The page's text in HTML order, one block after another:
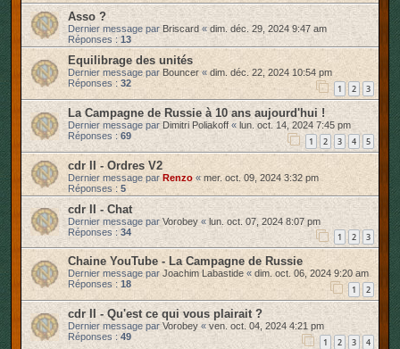
Asso ?
Dernier message par Briscard «dim. déc. 29, 2024 9:47 am
Réponses : 13
Equilibrage des unités
Dernier message par Bouncer« dim. déc. 22, 2024 10:54 pm
Réponses : 32 1 2 3
La Campagne de Russie à 10 ans aujourd'hui !
Dernier message parDimitri Poliakoff « lun. oct. 14, 2024 7:45 pm
Réponses : 69 1 2 3 4 5
cdr II - Ordres V2
Dernier message par Renzo «mer. oct. 09, 2024 3:32 pm
Réponses : 5
cdr II - Chat
Dernier message parVorobey «lun. oct. 07, 2024 8:07 pm
Réponses : 34 1 2 3
Chaine YouTube - La Campagne de Russie
Dernier message par Joachim Labastide « dim. oct. 06, 2024 9:20 am
Réponses : 18 1 2
cdr II - Qu'est ce qui vous plairait ?
Dernier message parVorobey «ven. oct. 04, 2024 4:21 pm
Réponses : 49 1 2 3 4